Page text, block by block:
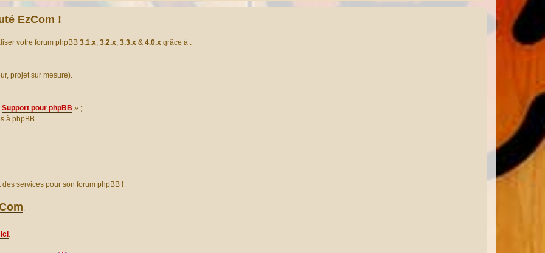
EzCom !
votre forum phpBB 3.1.x, 3.2.x, 3.3.x & 4.0.x grâce à :
projet sur mesure).
Support pour phpBB » ;
à phpBB.
services pour son forum phpBB !
.
ici.